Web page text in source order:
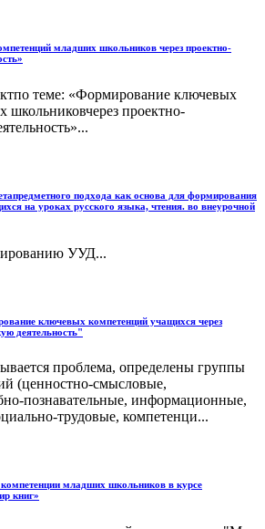
младших школьников через проектно-
теме: «Формирование ключевых
проектно-
подхода как основа для формирования
на уроках русского языка, чтения. во внеурочной
УУД...
ключевых компетенций учащихся через
деятельность"
проблема, определены группы
(ценностно-смысловые,
познавательные, информационные,
трудовые, компетенци...
младших школьников в курсе
книг»